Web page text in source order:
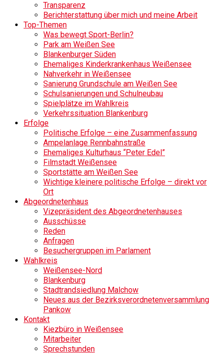
Transparenz
Berichterstattung über mich und meine Arbeit
Top-Themen
Was bewegt Sport-Berlin?
Park am Weißen See
Blankenburger Süden
Ehemaliges Kinderkrankenhaus Weißensee
Nahverkehr in Weißensee
Sanierung Grundschule am Weißen See
Schulsanierungen und Schulneubau
Spielplätze im Wahlkreis
Verkehrssituation Blankenburg
Erfolge
Politische Erfolge – eine Zusammenfassung
Ampelanlage Rennbahnstraße
Ehemaliges Kulturhaus “Peter Edel”
Filmstadt Weißensee
Sportstätte am Weißen See
Wichtige kleinere politische Erfolge – direkt vor
Ort
Abgeordnetenhaus
Vizepräsident des Abgeordnetenhauses
Ausschüsse
Reden
Anfragen
Besuchergruppen im Parlament
Wahlkreis
Weißensee-Nord
Blankenburg
Stadtrandsiedlung Malchow
Neues aus der Bezirksverordnetenversammlung
Pankow
Kontakt
Kiezbüro in Weißensee
Mitarbeiter
Sprechstunden